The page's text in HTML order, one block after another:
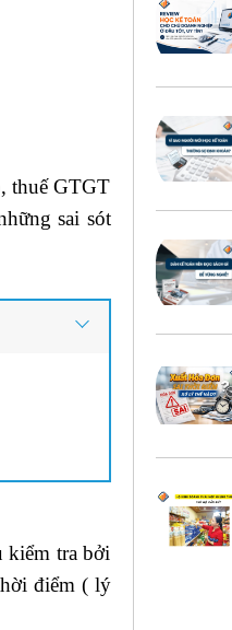
thuế GTGT
sai sót
kiểm tra bởi
điểm ( lý